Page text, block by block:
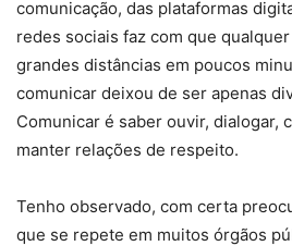
comunicação, das plataformas
redes sociais faz com que
grandes distâncias em poucos
comunicar deixou de ser apenas
Comunicar é saber ouvir, dialogar,
manter relações de respeito.
Tenho observado, com certa
que se repete em muitos órgãos